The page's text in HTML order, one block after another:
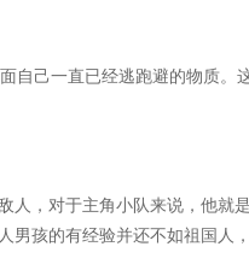
自己一直已经逃跑避的物质。
人，对于主角小队来说，他就
男孩的有经验并还不如祖国人